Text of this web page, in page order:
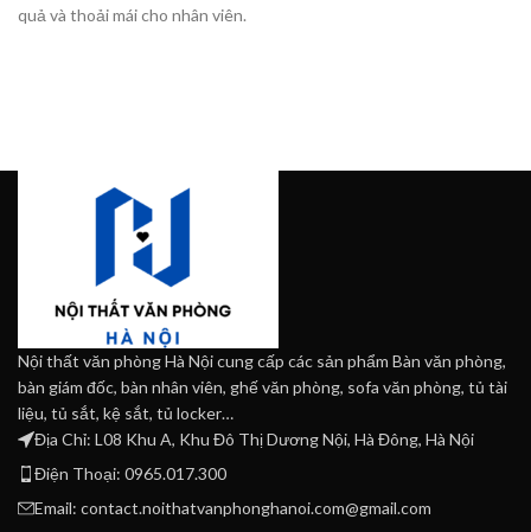
quả và thoải mái cho nhân viên.
Nội thất văn phòng Hà Nội cung cấp các sản phẩm Bàn văn phòng,
bàn giám đốc, bàn nhân viên, ghế văn phòng, sofa văn phòng, tủ tài
liệu, tủ sắt, kệ sắt, tủ locker…
Địa Chỉ: L08 Khu A, Khu Đô Thị Dương Nội, Hà Đông, Hà Nội
Điện Thoại: 0965.017.300
Email: contact.noithatvanphonghanoi.com@gmail.com